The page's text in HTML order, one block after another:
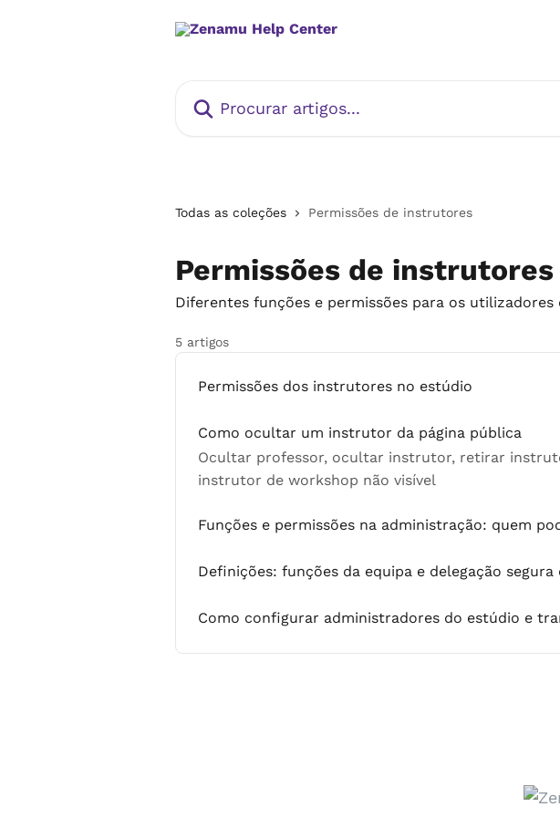
Todas as coleções Permissões de instrutores
Permissões de instrutores
Diferentes funções e permissões para os
5 artigos
Permissões dos instrutores no estúdio
Como ocultar um instrutor da página pública
Ocultar professor, ocultar instrutor, retirar
instrutor de workshop não visível
Funções e permissões na administração: quem
Definições: funções da equipa e delegação segura
Como configurar administradores do estúdio e